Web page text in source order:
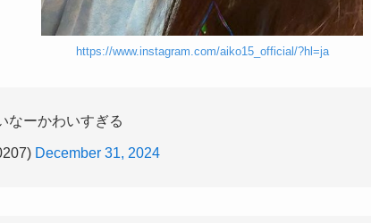
https://www.instagram.com/aiko15_official/?hl=ja
なーかわいすぎる
December 31, 2024